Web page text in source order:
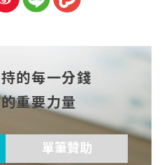
的每一分錢
重要力量
單筆贊助